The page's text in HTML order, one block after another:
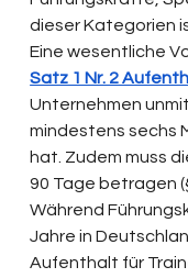
dieser Kategorien
Eine wesentliche
Satz 1 Nr. 2
Unternehmen
mindestens sechs
hat. Zudem muss
90 Tage betragen
Während
Jahre in
Aufenthalt für